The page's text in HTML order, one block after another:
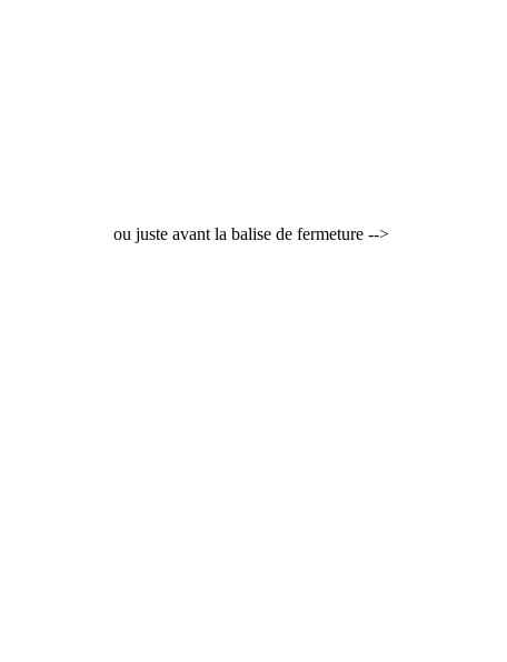
ou juste avant la balise de fermeture -->